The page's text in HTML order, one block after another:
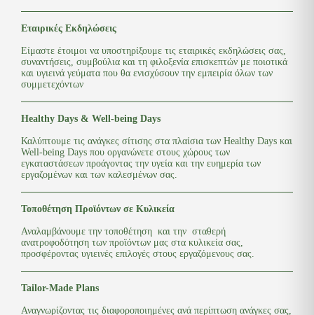
Εταιρικές Εκδηλώσεις
Είμαστε έτοιμοι να υποστηρίξουμε τις εταιρικές εκδηλώσεις σας,
συναντήσεις, συμβούλια και τη φιλοξενία επισκεπτών με ποιοτικά
και υγιεινά γεύματα που θα ενισχύσουν την εμπειρία όλων των
συμμετεχόντων
Healthy Days & Well-being Days
Καλύπτουμε τις ανάγκες σίτισης στα πλαίσια των Healthy Days και
Well-being Days που οργανώνετε στους χώρους των
εγκαταστάσεων προάγοντας την υγεία και την ευημερία των
εργαζομένων και των καλεσμένων σας.
Τοποθέτηση Προϊόντων σε Κυλικεία
Αναλαμβάνουμε την τοποθέτηση και την σταθερή
ανατροφοδότηση των προϊόντων μας στα κυλικεία σας,
προσφέροντας υγιεινές επιλογές στους εργαζόμενους σας.
Tailor-Made Plans
Αναγνωρίζοντας τις διαφοροποιημένες ανά περίπτωση ανάγκες σας,